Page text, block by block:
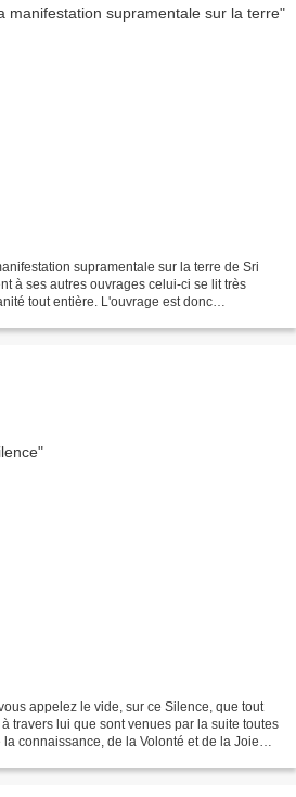
supramentale sur la terre de Sri
à ses autres ouvrages celui-ci se lit très
tout entière. L'ouvrage est donc
appelez le vide, sur ce Silence, que tout
travers lui que sont venues par la suite toutes
connaissance, de la Volonté et de la Joie